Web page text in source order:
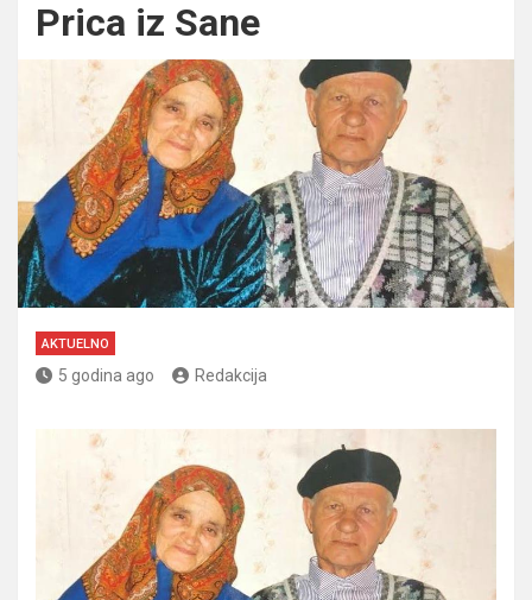
Prica iz Sane
AKTUELNO
5 godina ago Redakcija